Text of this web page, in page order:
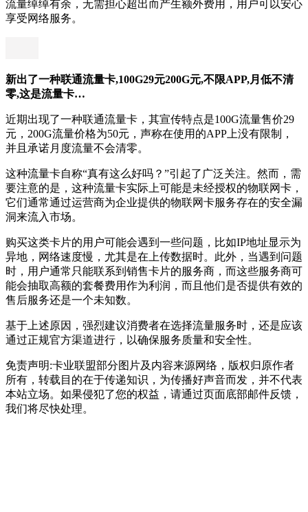
流量绰绰有余，无需担心超出而产生额外费用，用户可以安心
享受网络服务。
新出了一种联通流量卡,100G29元200G元,不限APP,月低不清
零,这是流量卡…
近期出现了一种联通流量卡，其宣传特点是100G流量售价29
元，200G流量价格为50元，声称在使用的APP上没有限制，
并且承诺月度流量不会清零。
这种流量卡自称“真有这么好吗？”引起了广泛关注。然而，需
要注意的是，这种流量卡实际上可能是未经授权的物联网卡，
它们通常通过运营商为企业提供的物联网卡服务存在的安全漏
洞来流入市场。
购买这类卡片的用户可能会遇到一些问题，比如IP地址显示为
异地，网络速度慢，尤其是在上传数据时。此外，当遇到问题
时，用户通常只能联系到销售卡片的服务商，而这些服务商可
能会抽取高额的套餐费用作为利润，而且他们是否提供有效的
售后服务还是一个未知数。
基于上述原因，强烈建议消费者在选择流量服务时，还是应该
通过正规官方渠道进行，以确保服务质量和安全性。
免责声明:卡业联盟部分图片及内容来源网络，版权归原作者
所有，转载目的在于传递知识，为传播好声音而发，并不代表
本站立场。如果侵犯了您的权益，请通过页面底部邮件反馈，
我们将尽快处理。